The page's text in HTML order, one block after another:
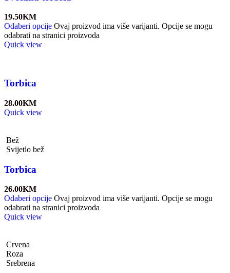
19.50KM
Odaberi opcije Ovaj proizvod ima više varijanti. Opcije se mogu
odabrati na stranici proizvoda
Quick view
Torbica
28.00KM
Quick view
Bež
Svijetlo bež
Torbica
26.00KM
Odaberi opcije Ovaj proizvod ima više varijanti. Opcije se mogu
odabrati na stranici proizvoda
Quick view
Crvena
Roza
Srebrena